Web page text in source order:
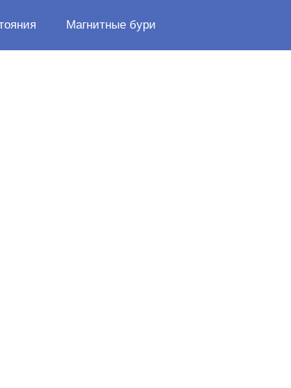
Магнитные бури